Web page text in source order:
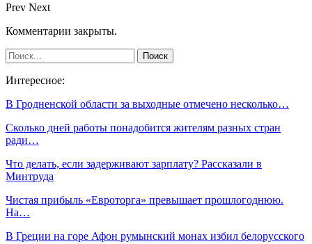
Prev Next
Комментарии закрыты.
Интересное:
В Гродненской области за выходные отмечено несколько…
Сколько дней работы понадобится жителям разных стран
ради…
Что делать, если задерживают зарплату? Рассказали в
Минтруда
Чистая прибыль «Евроторга» превышает прошлогоднюю.
На…
В Греции на горе Афон румынский монах избил белорусского